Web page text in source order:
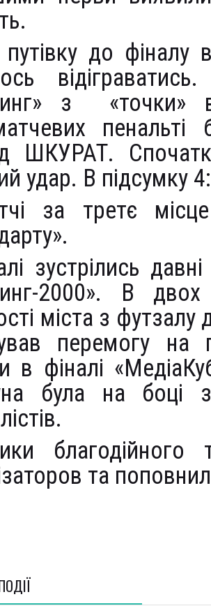
путівку до
з «точки»
пенальті
ШКУРАТ.
удар. В підсумку
за третє
зустрілись
2000». В
міста з футзалу
перемогу на
в фіналі
була на боці
благодійного
та